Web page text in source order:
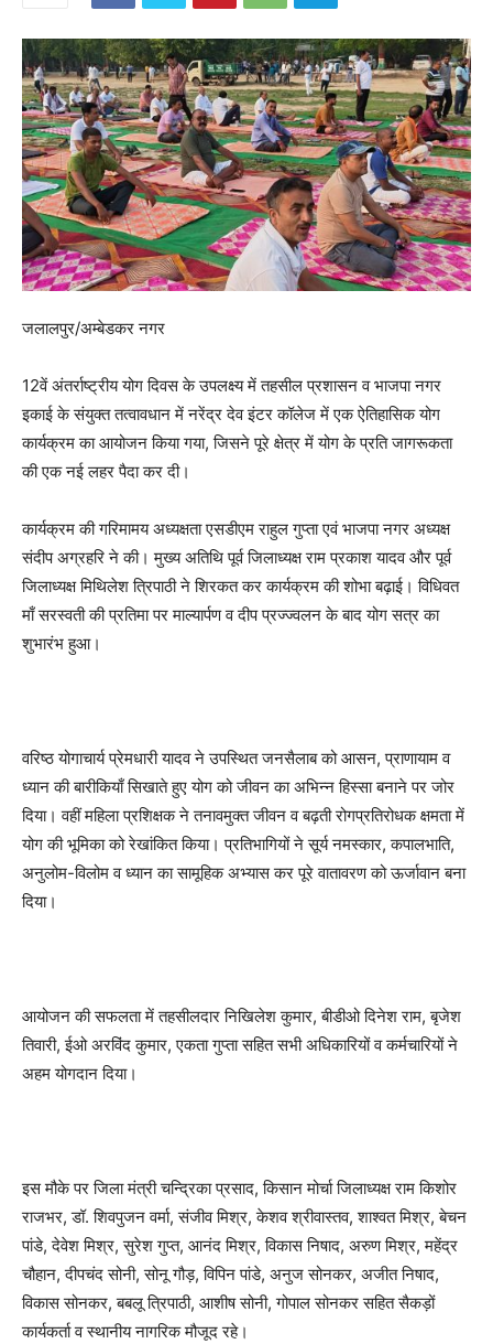
जलालपुर/अम्बेडकर नगर
12वें अंतर्राष्ट्रीय योग दिवस के उपलक्ष्य में तहसील प्रशासन व भाजपा नगर
इकाई के संयुक्त तत्वावधान में नरेंद्र देव इंटर कॉलेज में एक ऐतिहासिक योग
कार्यक्रम का आयोजन किया गया, जिसने पूरे क्षेत्र में योग के प्रति जागरूकता
की एक नई लहर पैदा कर दी।
कार्यक्रम की गरिमामय अध्यक्षता एसडीएम राहुल गुप्ता एवं भाजपा नगर अध्यक्ष
संदीप अग्रहरि ने की। मुख्य अतिथि पूर्व जिलाध्यक्ष राम प्रकाश यादव और पूर्व
जिलाध्यक्ष मिथिलेश त्रिपाठी ने शिरकत कर कार्यक्रम की शोभा बढ़ाई। विधिवत
माँ सरस्वती की प्रतिमा पर माल्यार्पण व दीप प्रज्ज्वलन के बाद योग सत्र का
शुभारंभ हुआ।
वरिष्ठ योगाचार्य प्रेमधारी यादव ने उपस्थित जनसैलाब को आसन, प्राणायाम व
ध्यान की बारीकियाँ सिखाते हुए योग को जीवन का अभिन्न हिस्सा बनाने पर जोर
दिया। वहीं महिला प्रशिक्षक ने तनावमुक्त जीवन व बढ़ती रोगप्रतिरोधक क्षमता में
योग की भूमिका को रेखांकित किया। प्रतिभागियों ने सूर्य नमस्कार, कपालभाति,
अनुलोम-विलोम व ध्यान का सामूहिक अभ्यास कर पूरे वातावरण को ऊर्जावान बना
दिया।
आयोजन की सफलता में तहसीलदार निखिलेश कुमार, बीडीओ दिनेश राम, बृजेश
तिवारी, ईओ अरविंद कुमार, एकता गुप्ता सहित सभी अधिकारियों व कर्मचारियों ने
अहम योगदान दिया।
इस मौके पर जिला मंत्री चन्द्रिका प्रसाद, किसान मोर्चा जिलाध्यक्ष राम किशोर
राजभर, डॉ. शिवपुजन वर्मा, संजीव मिश्र, केशव श्रीवास्तव, शाश्वत मिश्र, बेचन
पांडे, देवेश मिश्र, सुरेश गुप्त, आनंद मिश्र, विकास निषाद, अरुण मिश्र, महेंद्र
चौहान, दीपचंद सोनी, सोनू गौड़, विपिन पांडे, अनुज सोनकर, अजीत निषाद,
विकास सोनकर, बबलू त्रिपाठी, आशीष सोनी, गोपाल सोनकर सहित सैकड़ों
कार्यकर्ता व स्थानीय नागरिक मौजूद रहे।